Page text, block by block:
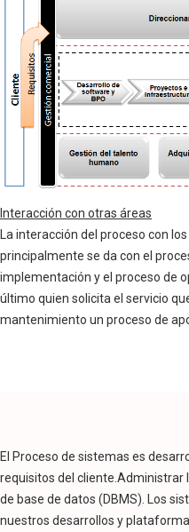
Interacción con otras áreas
La interacción del proceso con
principalmente se da con el
implementación y el proceso de
último quien solicita el servicio
mantenimiento un proceso de
El Proceso de sistemas es
requisitos del cliente.Administrar
de base de datos (DBMS). Los
nuestros desarrollos y